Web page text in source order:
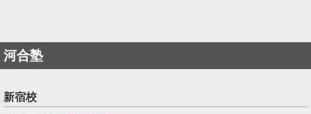
河合塾
新宿校